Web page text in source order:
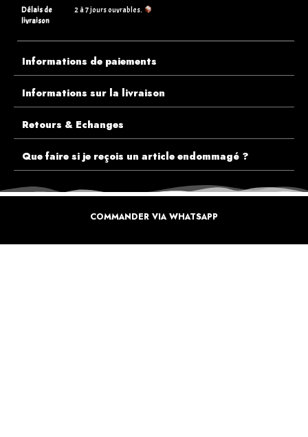
Délais de
livraison
2 à 7 jours ouvrables.
Informations de paiements
Informations sur la livraison
Retours & Echanges
Que faire si je reçois un article endommagé ?
COMMANDER VIA WHATSAPP